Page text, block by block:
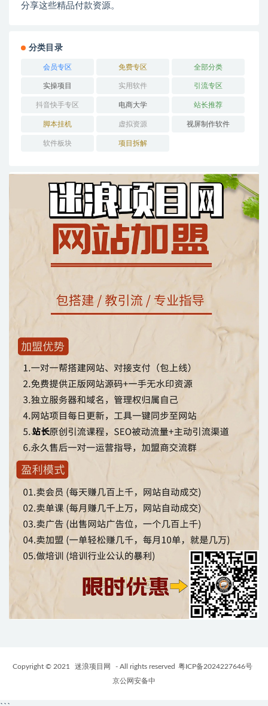
分享这些精品付款资源。
分类目录
会员专区 免费专区 全部分类
实操项目 实用软件 引流专区
抖音快手专区 电商大学 站长推荐
脚本挂机 虚拟资源 视屏制作软件
软件板块 项目拆解
Copyright © 2021 迷浪项目网 - All rights reserved 粤ICP备2024227646号
京公网安备中